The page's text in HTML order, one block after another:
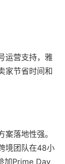
运营支持，雅
家节省时间和
落地性强。
境团队在48小
加Prime Day